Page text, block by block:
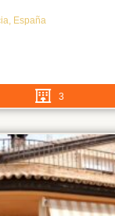
España
3